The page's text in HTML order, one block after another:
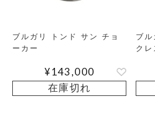
ブルガリ トンド サン チョ
ーカー
¥143,000
在庫切れ
ブ
クレ